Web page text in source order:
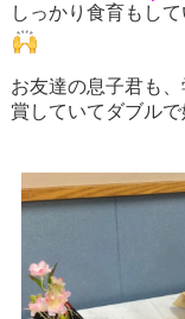
しっかり食育もし
お友達の息子君も
賞していてダブル